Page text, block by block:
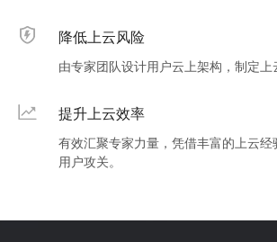
降低上云风险
由专家团队设计用户云上架构，制定
提升上云效率
有效汇聚专家力量，凭借丰富的上云
用户攻关。